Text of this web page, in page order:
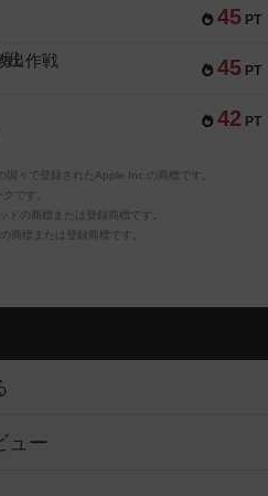
45 PT
45 PT
出作戦
42 PT
々で登録されたApple Inc.の商標です。
です。
の商標または登録商標です。
商標または登録商標です。
ュー